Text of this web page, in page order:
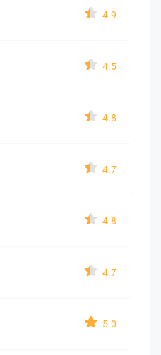
4.9
4.5
4.8
4.7
4.8
4.7
5.0